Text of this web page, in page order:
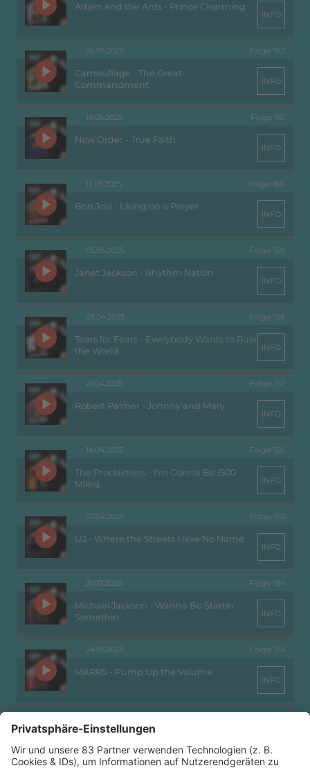
Adam and the Ants - Prince Charming
INFO
26.05.2025 Folge 162
Camouflage - The Great
Commandment
INFO
19.05.2025 Folge 161
New Order - True Faith
INFO
12.05.2025 Folge 160
Bon Jovi - Living on a Prayer
INFO
05.05.2025 Folge 159
Janet Jackson - Rhythm Nation
INFO
28.04.2025 Folge 158
Tears for Fears - Everybody Wants to Rule
the World
INFO
21.04.2025 Folge 157
Robert Palmer - Johnny and Mary
INFO
14.04.2025 Folge 156
The Proclaimers - I'm Gonna Be (500
Miles)
INFO
07.04.2025 Folge 155
U2 - Where the Streets Have No Name
INFO
31.03.2025 Folge 154
Michael Jackson - Wanna Be Startin'
Somethin'
INFO
24.03.2025 Folge 153
MARRS - Pump Up the Volume
INFO
The Human League - Being Boiled
INFO